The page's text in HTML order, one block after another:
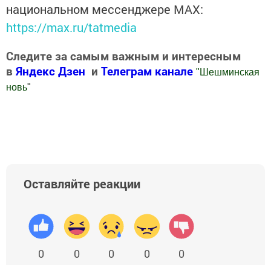
национальном мессенджере MАХ:
https://max.ru/tatmedia
Следите за самым важным и интересным
в Яндекс Дзен и Телеграм канале " Шешминская
новь"
Оставляйте реакции
0 0 0 0 0